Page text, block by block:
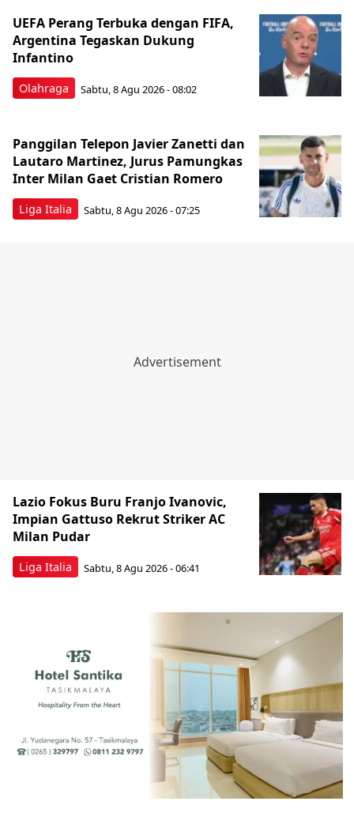
Olahraga
UEFA Perang Terbuka dengan FIFA,
Argentina Tegaskan Dukung
Infantino
Sabtu, 8 Agu 2026 - 08:02
Liga Italia
Panggilan Telepon Javier Zanetti dan
Lautaro Martinez, Jurus Pamungkas
Inter Milan Gaet Cristian Romero
Sabtu, 8 Agu 2026 - 07:25
Liga Italia
Lazio Fokus Buru Franjo Ivanovic,
Impian Gattuso Rekrut Striker AC
Milan Pudar
Sabtu, 8 Agu 2026 - 06:41